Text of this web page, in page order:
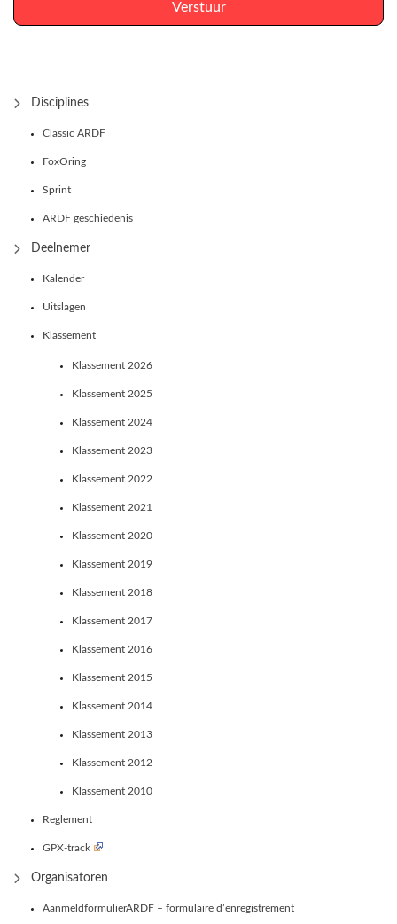
Verstuur
Disciplines
Classic ARDF
FoxOring
Sprint
ARDF geschiedenis
Deelnemer
Kalender
Uitslagen
Klassement
Klassement 2026
Klassement 2025
Klassement 2024
Klassement 2023
Klassement 2022
Klassement 2021
Klassement 2020
Klassement 2019
Klassement 2018
Klassement 2017
Klassement 2016
Klassement 2015
Klassement 2014
Klassement 2013
Klassement 2012
Klassement 2010
Reglement
GPX-track
Organisatoren
AanmeldformulierARDF – formulaire d’enregistrement